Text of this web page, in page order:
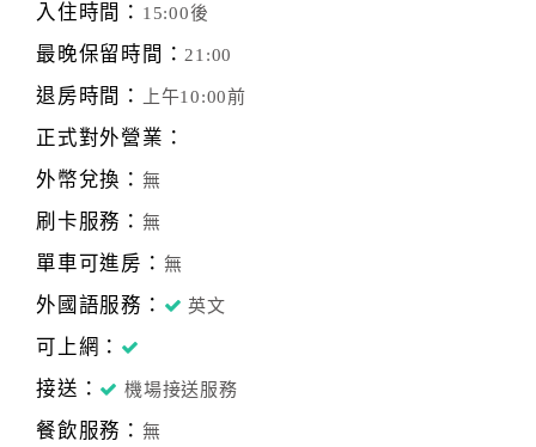
入住時間： 15:00後
最晚保留時間：21:00
退房時間： 上午10:00前
正式對外營業：
外幣兌換： 無
刷卡服務： 無
單車可進房： 無
外國語服務： 英文
可上網：
接送：
機場接送服務
餐飲服務： 無